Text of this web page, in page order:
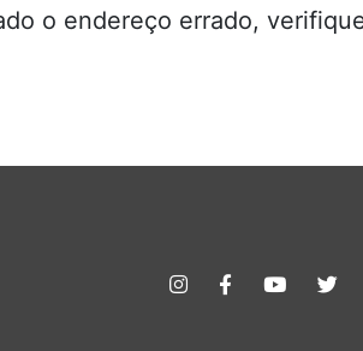
o endereço errado,